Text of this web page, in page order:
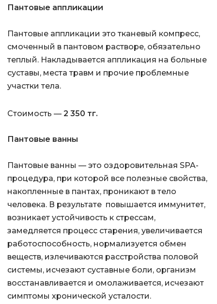
Пантовые аппликации
Пантовые аппликации это тканевый компресс,
смоченный в пантовом растворе, обязательно
теплый. Накладывается аппликация на больные
суставы, места травм и прочие проблемные
участки тела.
Стоимость — 2 350 тг.
Пантовые ванны
Пантовые ванны — это оздоровительная SPA-
процедура, при которой все полезные свойства,
накопленные в пантах, проникают в тело
человека. В результате повышается иммунитет,
возникает устойчивость к стрессам,
замедляется процесс старения, увеличивается
работоспособность, нормализуется обмен
веществ, излечиваются расстройства половой
системы, исчезают суставные боли, организм
восстанавливается и омолаживается, исчезают
симптомы хронической усталости.